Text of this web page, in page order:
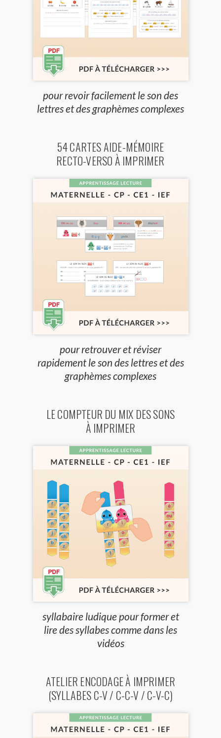
pour revoir facilement le son des
lettres et des graphèmes complexes
54 CARTES AIDE-MÉMOIRE
RECTO-VERSO À IMPRIMER
pour retrouver et réviser
rapidement le son des lettres et des
graphèmes complexes
LE COMPTEUR DU MIX DES SONS
À IMPRIMER
syllabaire ludique pour former et
lire des syllabes comme dans les
vidéos
ATELIER ENCODAGE À IMPRIMER
(SYLLABES C-V / C-C-V / C-V-C)